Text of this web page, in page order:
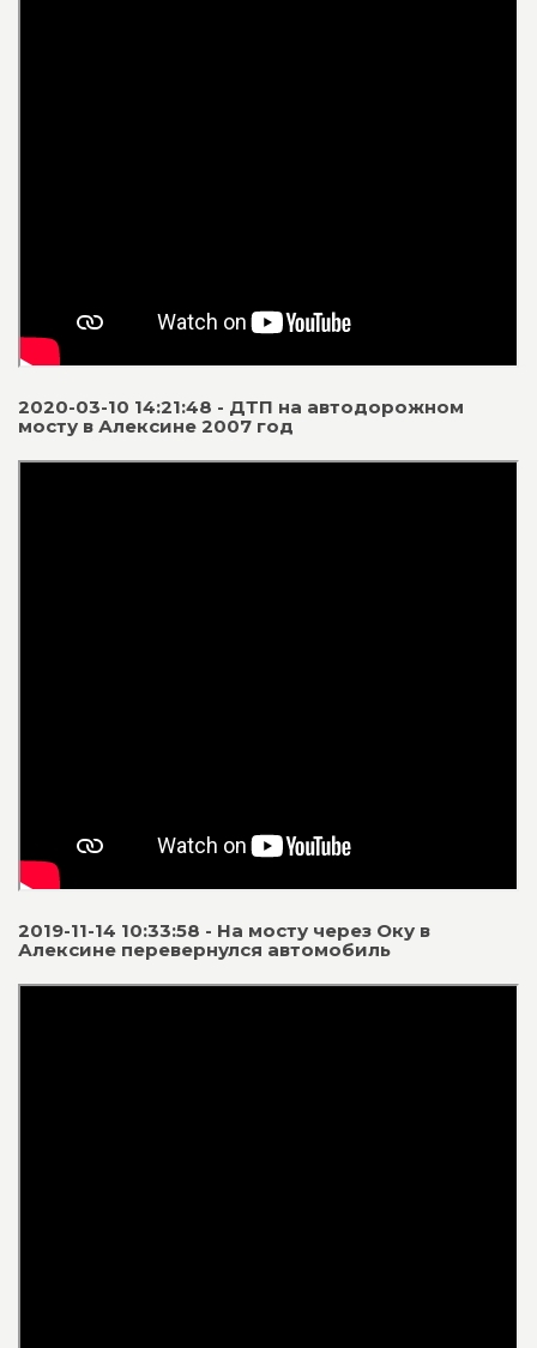
2020-03-10 14:21:48 - ДТП на автодорожном
мосту в Алексине 2007 год
2019-11-14 10:33:58 - На мосту через Оку в
Алексине перевернулся автомобиль